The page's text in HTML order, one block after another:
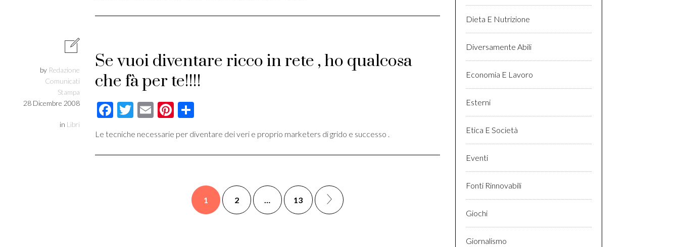
by Redazione
Comunicati
Stampa
28 Dicembre 2008
in Libri
Se vuoi diventare ricco in rete , ho qualcosa
che fà per te!!!!
Facebook
Twitter
EmailPinterest
Condividi
Le tecniche necessarie per diventare dei veri e proprio marketers di grido e successo .
1 2 … 13
Dieta E Nutrizione
Diversamente Abili
Economia E Lavoro
Esterni
Etica E Società
Eventi
Fonti Rinnovabili
Giochi
Giornalismo